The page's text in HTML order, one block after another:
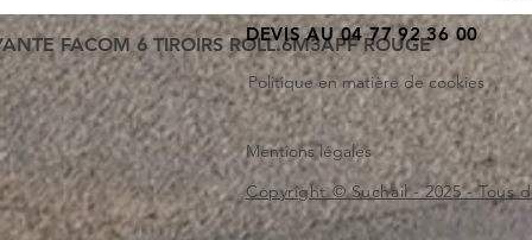
FACOM 6 TIROIRS ROLL.6M3APF ROUGE
DEVIS AU 04 77 92 36 00
Politique en matière de cookies
Mentions légales
Copyright © Suchail - 2025 - Tous